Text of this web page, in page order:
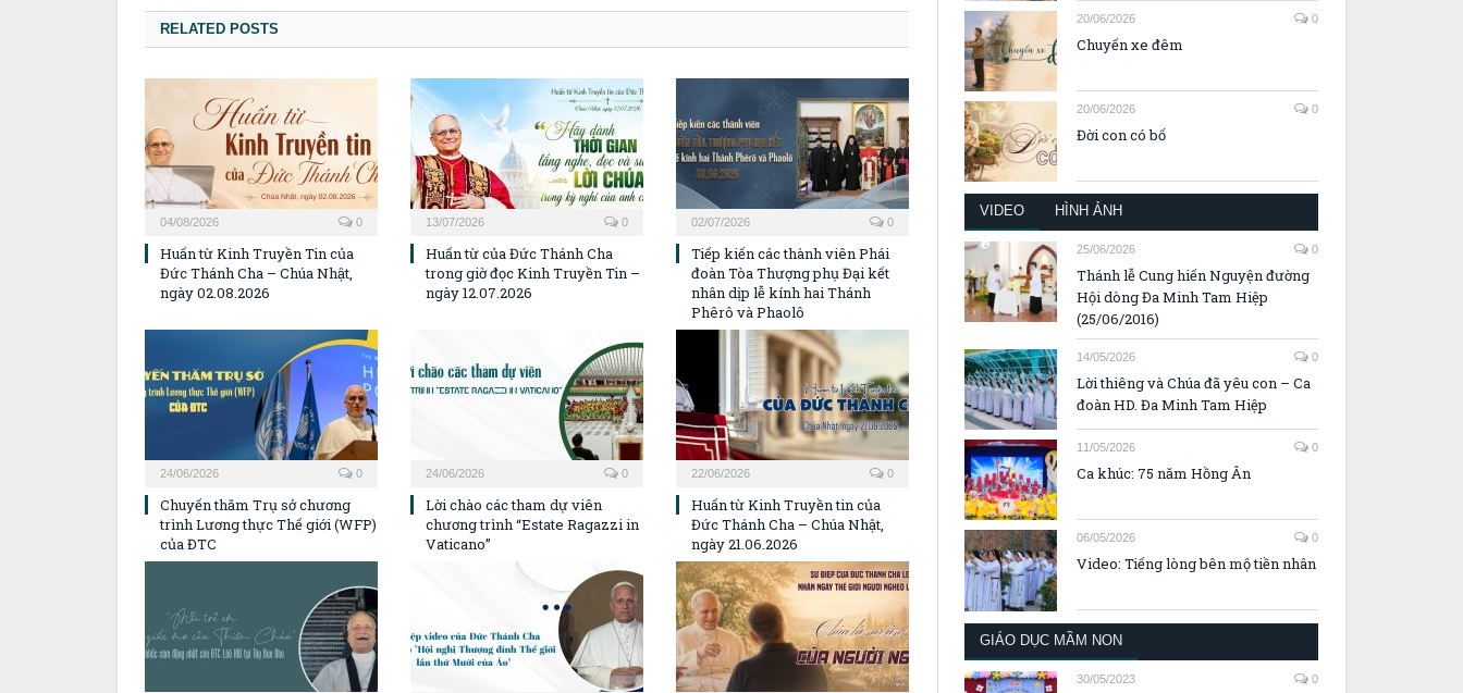
RELATED POSTS
04/08/2026 0
Huấn từ Kinh Truyền Tin của
Đức Thánh Cha – Chúa Nhật,
ngày 02.08.2026
13/07/2026 0
Huấn từ của Đức Thánh Cha
trong giờ đọc Kinh Truyền Tin –
ngày 12.07.2026
02/07/2026 0
Tiếp kiến các thành viên Phái
đoàn Tòa Thượng phụ Đại kết
nhân dịp lễ kính hai Thánh
Phêrô và Phaolô
24/06/2026 0
Chuyến thăm Trụ sở chương
trình Lương thực Thế giới (WFP)
của ĐTC
24/06/2026 0
Lời chào các tham dự viên
chương trình “Estate Ragazzi in
Vaticano”
22/06/2026 0
Huấn từ Kinh Truyền tin của
Đức Thánh Cha – Chúa Nhật,
ngày 21.06.2026
20/06/2026 0
Chuyến xe đêm
20/06/2026 0
Đời con có bố
VIDEO HÌNH ẢNH
25/06/2026 0
Thánh lễ Cung hiến Nguyện đường
Hội dòng Đa Minh Tam Hiệp
(25/06/2016)
14/05/2026 0
Lời thiêng và Chúa đã yêu con – Ca
đoàn HD. Đa Minh Tam Hiệp
11/05/2026 0
Ca khúc: 75 năm Hồng Ân
06/05/2026 0
Video: Tiếng lòng bên mộ tiền nhân
GIÁO DỤC MẦM NON
30/05/2023 0